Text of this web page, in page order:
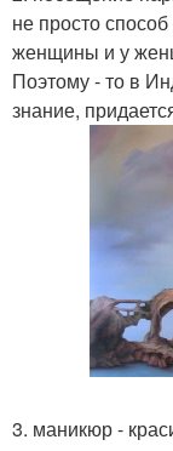
не просто
женщины и у
Поэтому - то в
знание,
3. маникюр -